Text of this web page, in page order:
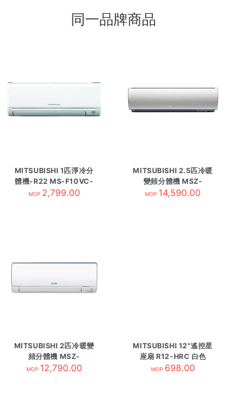
同一品牌商品
MITSUBISHI 1匹淨冷分
體機-R22 MS-F10VC-
內
MOP 2,799.00
MITSUBISHI 2.5匹冷暖
變頻分體機 MSZ-
WG20VA-內 R410A
MOP 14,590.00
MITSUBISHI 2匹冷暖變
頻分體機 MSZ-
WG18VA-內 R410A
MOP 12,790.00
MITSUBISHI 12"遙控星
座扇 R12-HRC 白色
MOP 698.00